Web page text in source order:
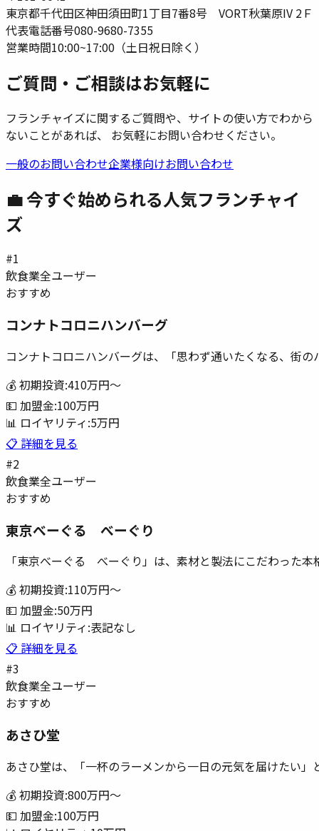
東京都千代田区神田須田町1丁目7番8号 VORT秋葉原IV 2Ｆ
代表電話番号080-9680-7355
営業時間10:00~17:00（土日祝日除く）
ご質問・ご相談はお気軽に
フランチャイズに関するご質問や、サイトの使い方でわから
ないことがあれば、 お気軽にお問い合わせください。
一般のお問い合わせ企業様向けお問い合わせ
💼 今すぐ始められる人気フランチャイ
ズ
#1
飲食業全ユーザー
おすすめ
コンナトコロニハンバーグ
コンナトコロニハンバーグは、「思わず通いたくなる、街
💰 初期投資:410万円〜
💵 加盟金:100万円
📊 ロイヤリティ:5万円
📋 詳細を見る
#2
飲食業全ユーザー
おすすめ
東京べーぐる べーぐり
「東京べーぐる べーぐり」は、素材と製法にこだわった
💰 初期投資:110万円〜
💵 加盟金:50万円
📊 ロイヤリティ:表記なし
📋 詳細を見る
#3
飲食業全ユーザー
おすすめ
あさひ堂
あさひ堂は、「一杯のラーメンから一日の元気を届けたい
💰 初期投資:800万円〜
💵 加盟金:100万円